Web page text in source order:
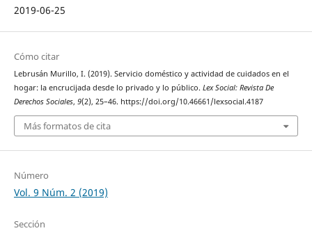
2019-06-25
Cómo citar
Lebrusán Murillo, I. (2019). Servicio doméstico y actividad de cuidados en el
hogar: la encrucijada desde lo privado y lo público. Lex Social: Revista De
Derechos Sociales, 9(2), 25–46. https://doi.org/10.46661/lexsocial.4187
Más formatos de cita
Número
Vol. 9 Núm. 2 (2019)
Sección